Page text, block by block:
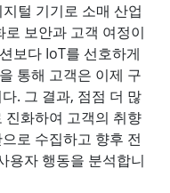
털 기기로 소매 산업
보안과 고객 여정이
보다 IoT를 선호하게
통해 고객은 이제 구
. 그 결과, 점점 더 많
진화하여 고객의 취향
로 수집하고 향후 전
용자 행동을 분석합니